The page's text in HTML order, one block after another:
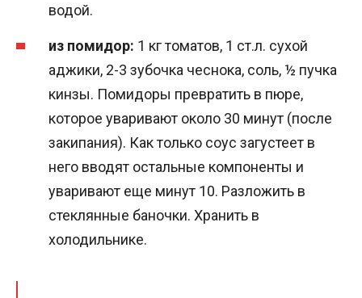
водой.
из помидор: 1 кг томатов, 1 ст.л. сухой
аджики, 2-3 зубочка чеснока, соль, ½ пучка
кинзы. Помидоры превратить в пюре,
которое уваривают около 30 минут (после
закипания). Как только соус загустеет в
него вводят остальные компоненты и
уваривают еще минут 10. Разложить в
стеклянные баночки. Хранить в
холодильнике.